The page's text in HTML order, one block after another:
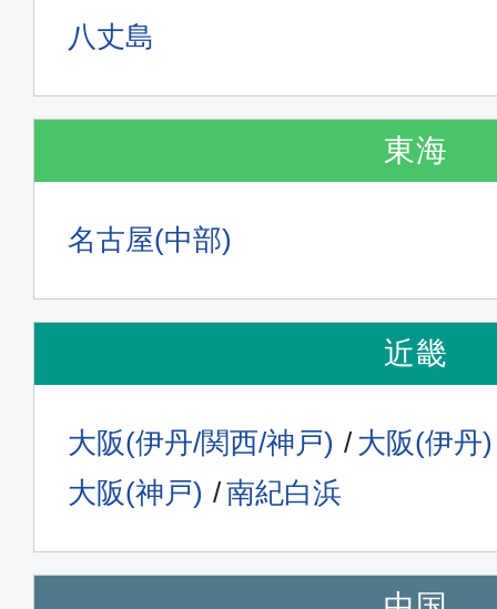
八丈島
東海
名古屋(中部)
近畿
大阪(伊丹/関西/神戸)
大阪(伊丹)
大阪(神戸)
南紀白浜